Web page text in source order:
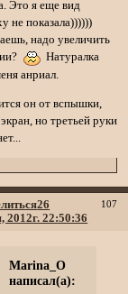
Это я еще вид
не показала))))))
надо увеличить
Натуралка
анриал.
он от вспышки,
но третьей руки
107
26
2012г. 22:50:36
Marina_O
написал(а):